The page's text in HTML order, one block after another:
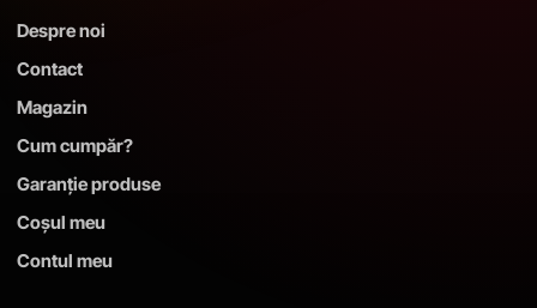
Despre noi
Contact
Magazin
Cum cumpăr?
Garanție produse
Coșul meu
Contul meu